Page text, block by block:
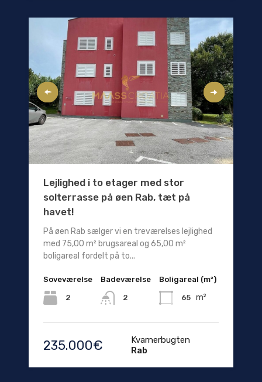
Lejlighed i to etager med stor
solterrasse på øen Rab, tæt på
havet!
På øen Rab sælger vi en treværelses lejlighed
med 75,00 m² brugsareal og 65,00 m²
boligareal fordelt på to...
Soveværelse
2
Badeværelse
2
Boligareal (m²)
65 m²
235.000€
Kvarnerbugten
Rab